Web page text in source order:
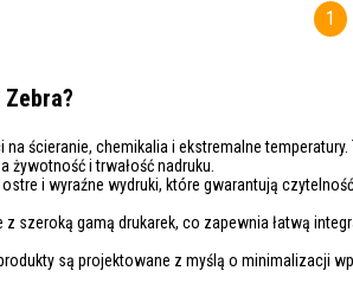
1
ścieranie, chemikalia i ekstremalne temperatury.
i trwałość nadruku.
i wyraźne wydruki, które gwarantują
szeroką gamą drukarek, co zapewnia łatwą
są projektowane z myślą o minimalizacji